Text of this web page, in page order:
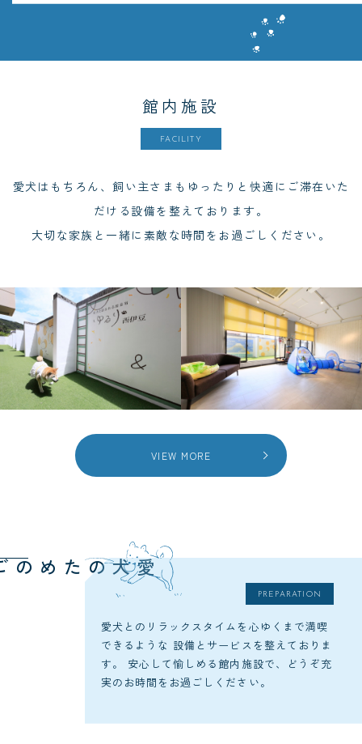
館内施設
FACILITY
愛犬はもちろん、飼い主さまもゆったりと快適にご滞在いた
だける設備を整えております。
大切な家族と一緒に素敵な時間をお過ごしください。
VIEW MORE
愛犬のための
PREPARATION
愛犬とのリラックスタイムを心ゆくまで満喫
できるような 設備とサービスを整えておりま
す。
安心して愉しめる館内施設で、どうぞ充
実のお時間をお過ごしください。